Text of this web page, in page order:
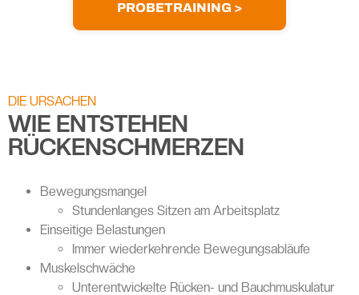
PROBETRAINING >
DIE URSACHEN
WIE ENTSTEHEN
RÜCKENSCHMERZEN
Bewegungsmangel
Stundenlanges Sitzen am Arbeitsplatz
Einseitige Belastungen
Immer wiederkehrende Bewegungsabläufe
Muskelschwäche
Unterentwickelte Rücken- und Bauchmuskulatur